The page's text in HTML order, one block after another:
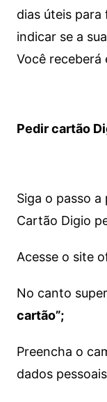
dias úteis para
indicar se a
Você receberá
Pedir cartão
Siga o passo
Cartão Digio
Acesse o site
No canto
cartão”;
Preencha o
dados